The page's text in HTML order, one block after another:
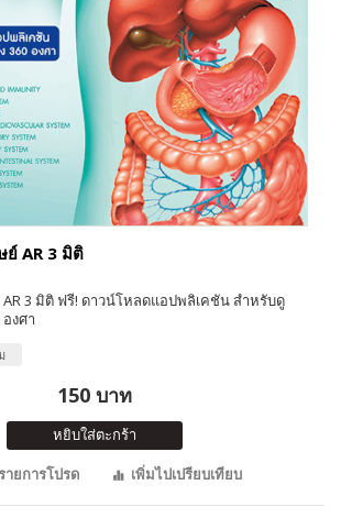
ย์ AR 3 มิติ
3 มิติ ฟรี! ดาวน์โหลดแอปพลิเคชัน สำหรับดู
งศา
150 บาท
หยิบใส่ตะกร้า
ายการโปรด
เพิ่มไปเปรียบเทียบ